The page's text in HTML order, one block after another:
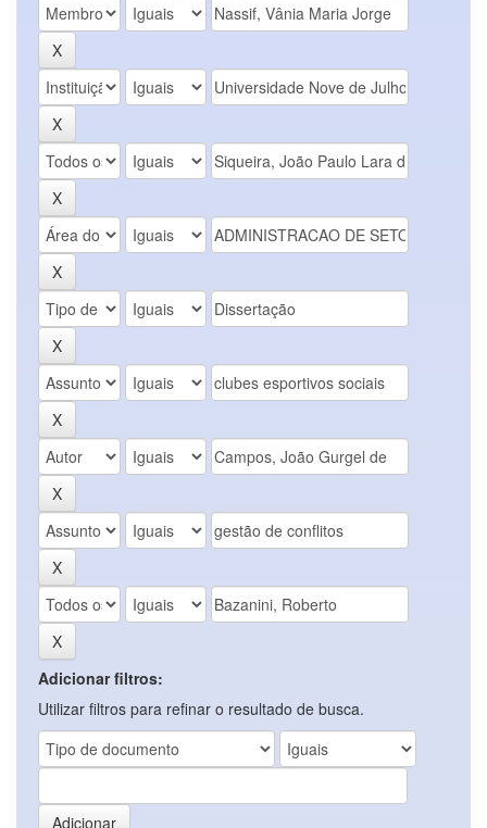
Adicionar filtros:
Utilizar filtros para refinar o resultado de busca.